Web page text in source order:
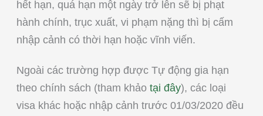
hết hạn, quá hạn một ngày trở lên sẽ bị phạt
hành chính, trục xuất, vi phạm nặng thì bị cấm
nhập cảnh có thời hạn hoặc vĩnh viến.
Ngoài các trường hợp được Tự động gia hạn
theo chính sách (tham khảo tại đây), các loại
visa khác hoặc nhập cảnh trước 01/03/2020 đều